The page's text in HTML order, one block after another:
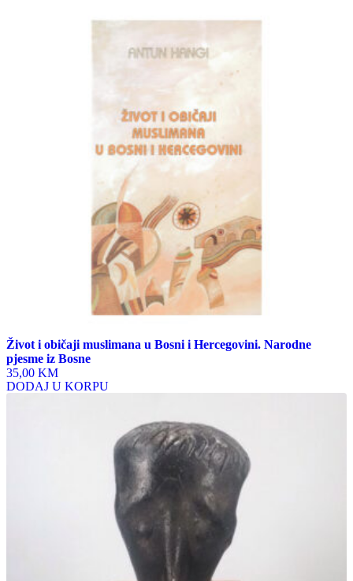
Život i običaji muslimana u Bosni i Hercegovini. Narodne
pjesme iz Bosne
35,00 KM
DODAJ U KORPU